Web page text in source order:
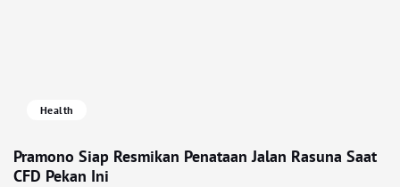
Health
Pramono Siap Resmikan Penataan Jalan Rasuna Saat
CFD Pekan Ini